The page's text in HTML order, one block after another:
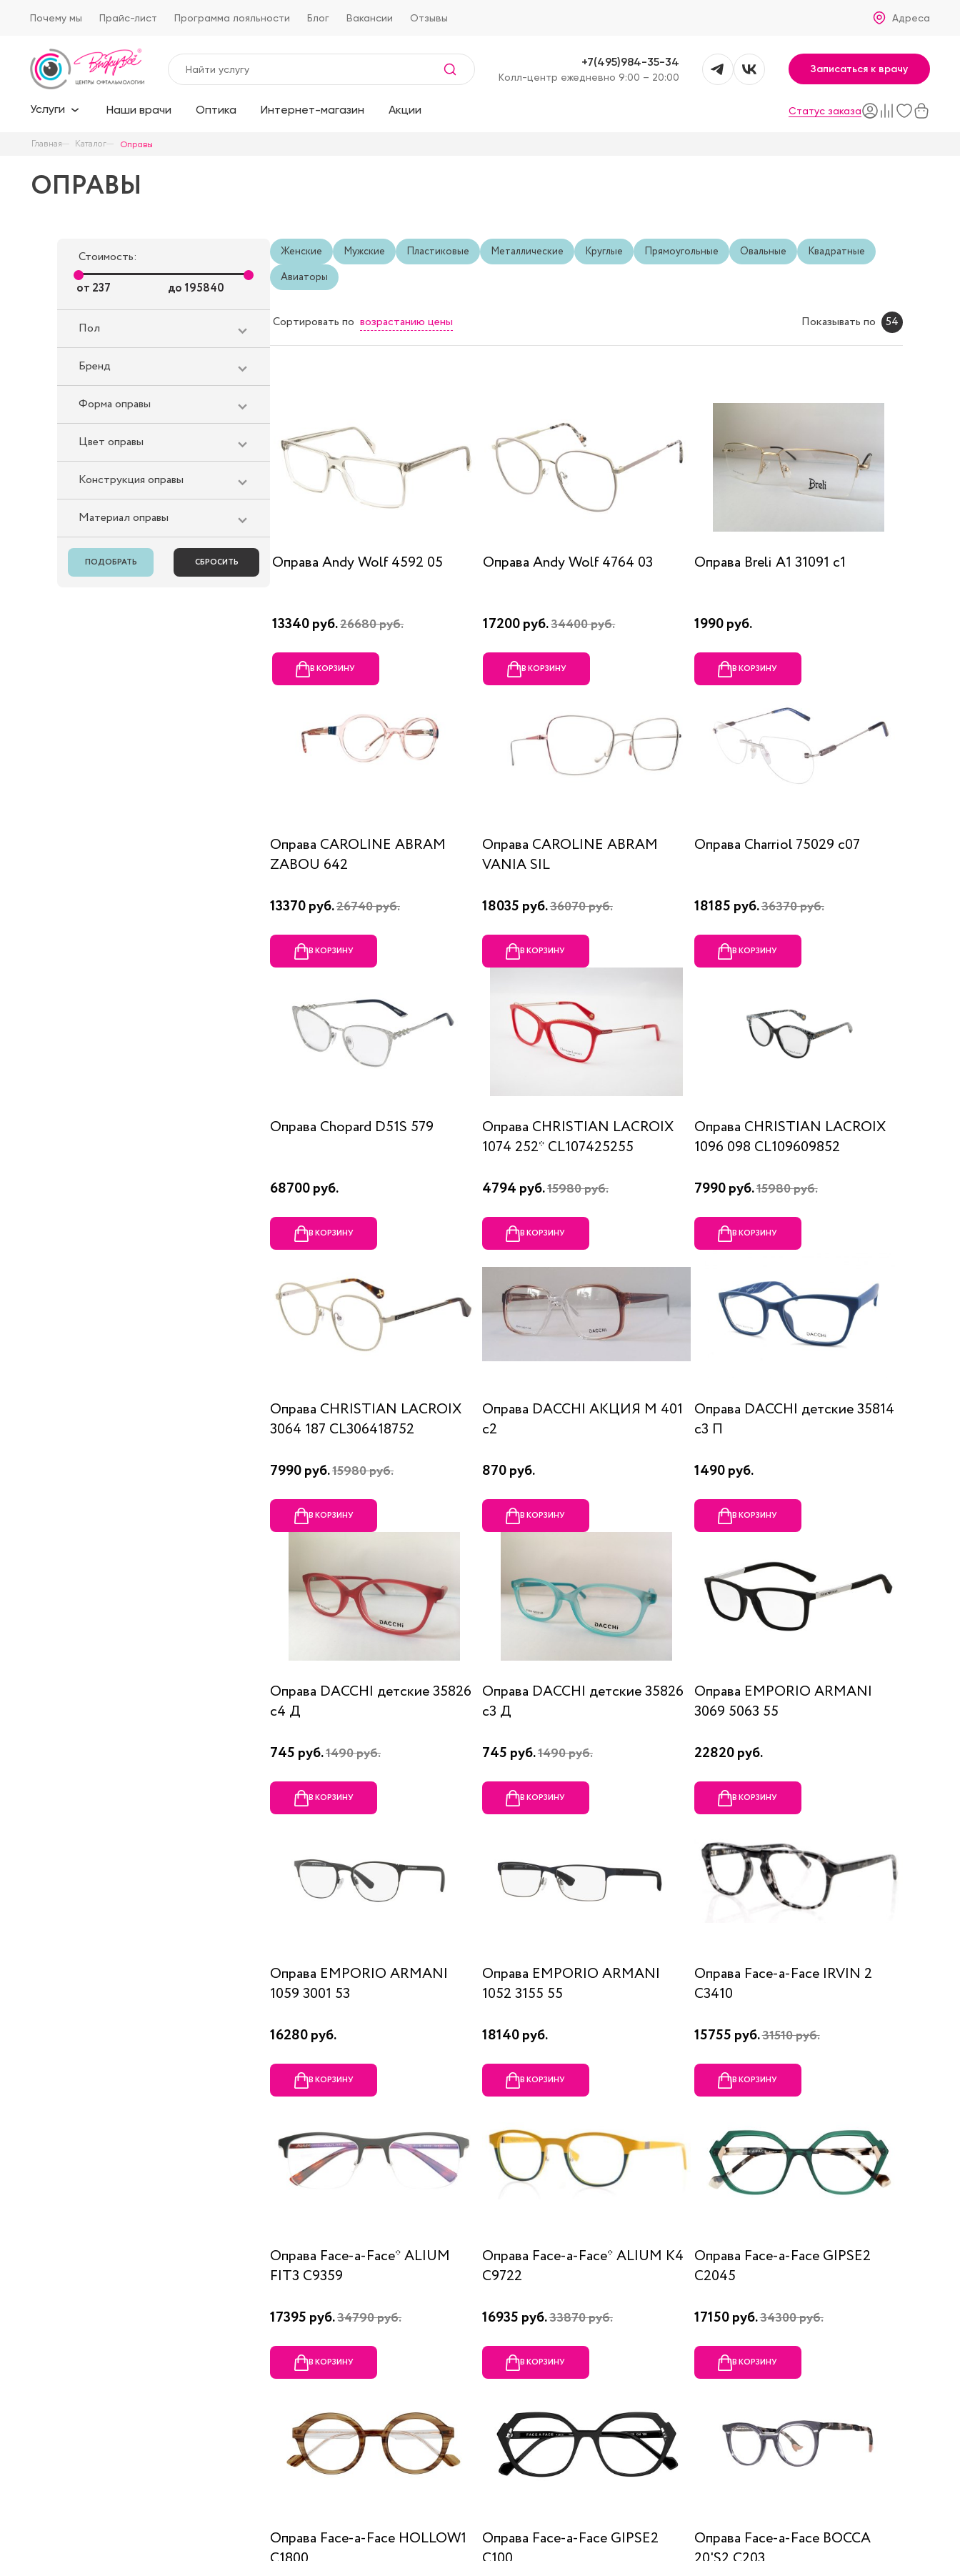
Почему мы Прайс-лист Программа лояльности Блог Вакансии Отзывы Адреса
+7(495)984-35-34
Kолл-центр ежедневно 9:00 – 20:00
Записаться к врачу
Услуги Наши врачи Оптика Интернет-магазин Акции Статус заказа
Главная Каталог Оправы
ОПРАВЫ
Стоимость:
от 237 до195840
Пол
Бренд
Форма оправы
Цвет оправы
Конструкция оправы
Материал оправы
Женские Мужские Пластиковые Металлические Круглые Прямоугольные Овальные
Квадратные
Авиаторы
Сортировать по возрастанию цены Показывать по 54
Оправа Andy Wolf 4592 05
13340 руб.26680 руб.
В КОРЗИНУ
Оправа Andy Wolf 4764 03
17200 руб.34400 руб.
В КОРЗИНУ
Оправа Breli A1 31091 c1
1990 руб.
В КОРЗИНУ
Оправа CAROLINE ABRAM
ZABOU 642
13370 руб.26740 руб.
В КОРЗИНУ
Оправа CAROLINE ABRAM
VANIA SIL
18035 руб.36070 руб.
В КОРЗИНУ
Оправа Charriol 75029 c07
18185 руб.36370 руб.
В КОРЗИНУ
Оправа Chopard D51S 579
68700 руб.
В КОРЗИНУ
Оправа CHRISTIAN LACROIX
1074 252* CL107425255
4794 руб.15980 руб.
В КОРЗИНУ
Оправа CHRISTIAN LACROIX
1096 098 CL109609852
7990 руб.15980 руб.
В КОРЗИНУ
Оправа CHRISTIAN LACROIX
3064 187 CL306418752
7990 руб.15980 руб.
В КОРЗИНУ
Оправа DACCHI АКЦИЯ М 401
c2
870 руб.
В КОРЗИНУ
Оправа DACCHI детские 35814
c3 П
1490 руб.
В КОРЗИНУ
Оправа DACCHI детские 35826
c4 Д
745 руб.1490 руб.
В КОРЗИНУ
Оправа DACCHI детские 35826
c3 Д
745 руб.1490 руб.
В КОРЗИНУ
Оправа EMPORIO ARMANI
3069 5063 55
22820 руб.
В КОРЗИНУ
Оправа EMPORIO ARMANI
1059 3001 53
16280 руб.
В КОРЗИНУ
Оправа EMPORIO ARMANI
1052 3155 55
18140 руб.
В КОРЗИНУ
Оправа Face-a-Face IRVIN 2
C3410
15755 руб.31510 руб.
В КОРЗИНУ
Оправа Face-a-Face* ALIUM
FIT3 C9359
17395 руб.34790 руб.
В КОРЗИНУ
Оправа Face-a-Face* ALIUM K4
C9722
16935 руб.33870 руб.
В КОРЗИНУ
Оправа Face-a-Face GIPSE2
C2045
17150 руб.34300 руб.
В КОРЗИНУ
Оправа Face-a-Face HOLLOW1
Оправа Face-a-Face GIPSE2
Оправа Face-a-Face BOCCA